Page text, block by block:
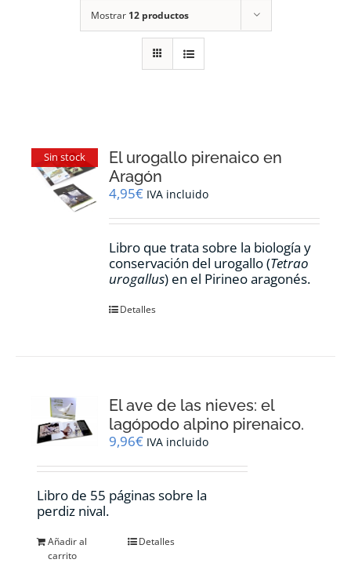
CONTACTO
Mostrar 12 productos
Sin stock
El urogallo pirenaico en
Aragón
4,95€ IVA incluido
Libro que trata sobre la biología y
conservación del urogallo (Tetrao
urogallus) en el Pirineo aragonés.
Detalles
El ave de las nieves: el
lagópodo alpino pirenaico.
9,96€ IVA incluido
Libro de 55 páginas sobre la
perdiz nival.
Añadir al
carrito
Detalles